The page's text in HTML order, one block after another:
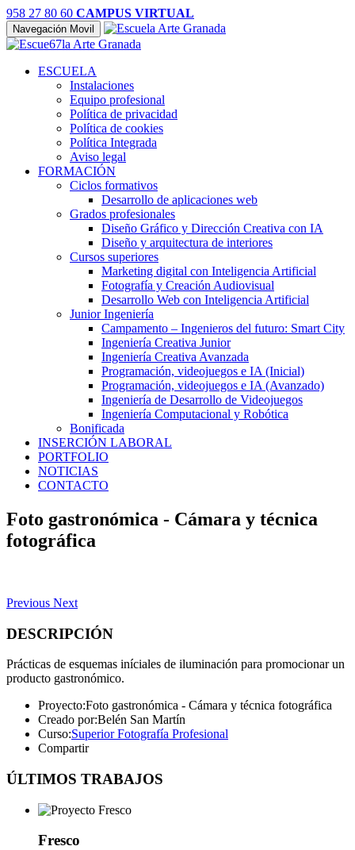
958 27 80 60 CAMPUS VIRTUAL
Navegación Movil
ESCUELA
Instalaciones
Equipo profesional
Política de privacidad
Política de cookies
Política Integrada
Aviso legal
FORMACIÓN
Ciclos formativos
Desarrollo de aplicaciones web
Grados profesionales
Diseño Gráfico y Dirección Creativa con IA
Diseño y arquitectura de interiores
Cursos superiores
Marketing digital con Inteligencia Artificial
Fotografía y Creación Audiovisual
Desarrollo Web con Inteligencia Artificial
Junior Ingeniería
Campamento – Ingenieros del futuro: Smart City
Ingeniería Creativa Junior
Ingeniería Creativa Avanzada
Programación, videojuegos e IA (Inicial)
Programación, videojuegos e IA (Avanzado)
Ingeniería de Desarrollo de Videojuegos
Ingeniería Computacional y Robótica
Bonificada
INSERCIÓN LABORAL
PORTFOLIO
NOTICIAS
CONTACTO
Foto gastronómica - Cámara y técnica
fotográfica
Previous Next
DESCRIPCIÓN
Prácticas de esquemas iníciales de iluminación para promocionar un
producto gastronómico.
Proyecto:Foto gastronómica - Cámara y técnica fotográfica
Creado por:Belén San Martín
Curso:Superior Fotografía Profesional
Compartir
ÚLTIMOS TRABAJOS
Fresco